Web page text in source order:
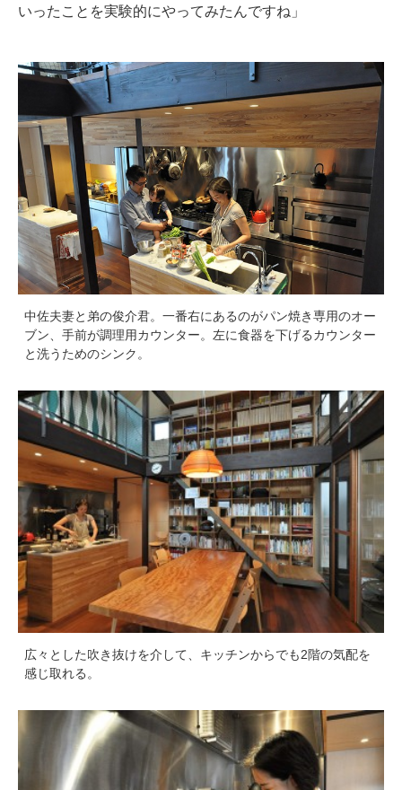
いったことを実験的にやってみたんですね」
中佐夫妻と弟の俊介君。一番右にあるのがパン焼き専用のオー
ブン、手前が調理用カウンター。左に食器を下げるカウンター
と洗うためのシンク。
広々とした吹き抜けを介して、キッチンからでも2階の気配を
感じ取れる。